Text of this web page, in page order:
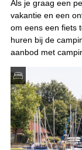
Als je graag een
vakantie en een
om eens een fiets
huren bij de
aanbod met